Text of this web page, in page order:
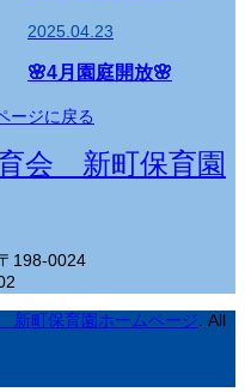
2025.04.23
🌸4月園庭開放🌸
ージに戻る
198-0024
新町保育園ホームページ . All